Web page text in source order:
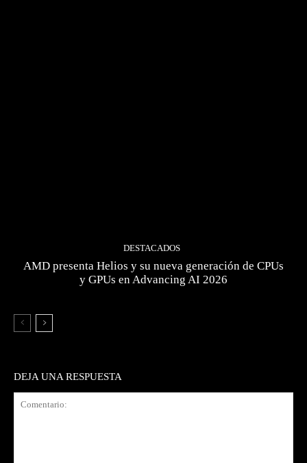
DESTACADOS
AMD presenta Helios y su nueva generación de CPUs
y GPUs en Advancing AI 2026
DEJA UNA RESPUESTA